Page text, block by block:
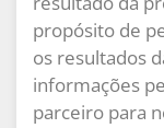
propósito de
os resultados
informações
parceiro para